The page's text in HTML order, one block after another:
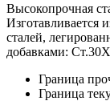
Высокопрочная
Изготавливается
сталей,
добавками:
Граница
Граница